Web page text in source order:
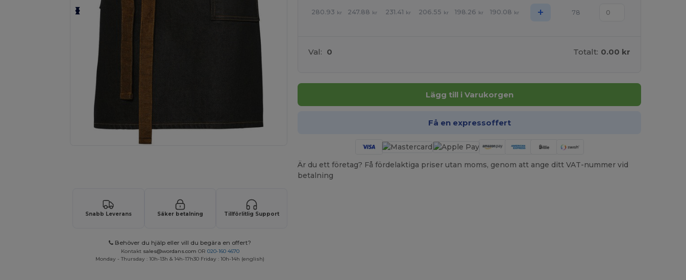
Snabb Leverans Säker betalning Tillförlitlig Support
Behöver du hjälp eller vill du begära en offert?
Kontakt sales@wordans.com OR 020-160 4670
Monday - Thursday : 10h-13h & 14h-17h30 Friday : 10h-14h (english)
280.93 kr 247.88 kr 231.41 kr 206.55 kr 198.26 kr 190.08 kr + 78
Val: 0 Totalt: 0.00 kr
Lägg till i Varukorgen
Få en expressoffert
Är du ett företag? Få fördelaktiga priser utan moms, genom att ange ditt VAT-nummer vid
betalning